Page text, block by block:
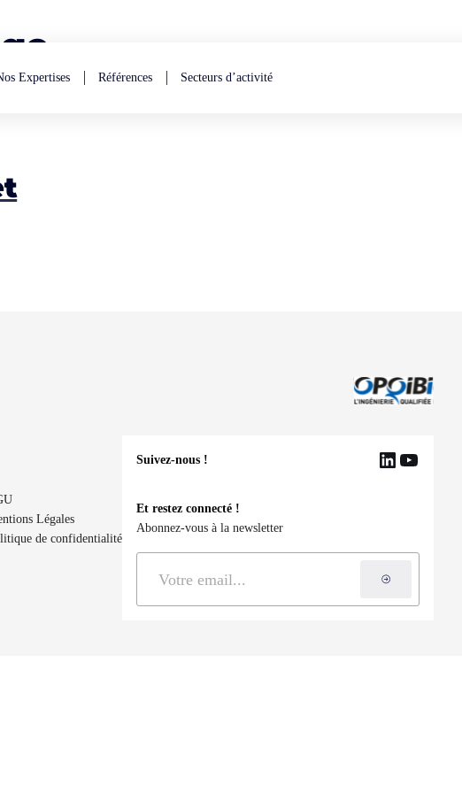
Expertises Références Secteurs d’activité
Légales
de confidentialité
Suivez-nous ! LinkedIn
Et restez connecté !
Abonnez-vous à la newsletter